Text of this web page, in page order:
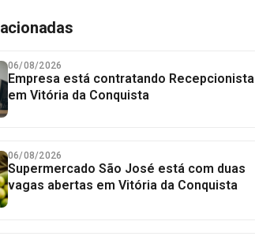
06/08/2026
Empresa está contratando Recepcionista
em Vitória da Conquista
06/08/2026
Supermercado São José está com duas
vagas abertas em Vitória da Conquista